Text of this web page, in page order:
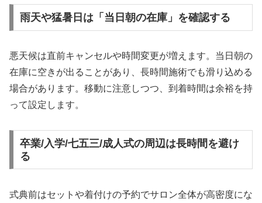
雨天や猛暑日は「当日朝の在庫」を確認する
悪天候は直前キャンセルや時間変更が増えます。当日朝の
在庫に空きが出ることがあり、長時間施術でも滑り込める
場合があります。移動に注意しつつ、到着時間は余裕を持
って設定します。
卒業/入学/七五三/成人式の周辺は長時間を避け
る
式典前はセットや着付けの予約でサロン全体が高密度にな